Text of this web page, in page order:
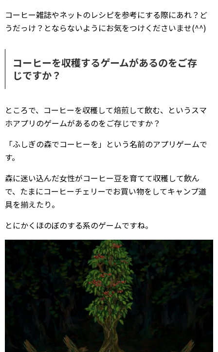
コーヒー雑誌やネットのレシピを参考にする際にあれ？ど
うだっけ？とならないようにお気をつけくださいませ(^^)
コーヒーを収穫するゲームがあるのをご存
じですか？
ところで、コーヒーを収穫して焙煎して飲む、というスマ
ホアプリのゲームがあるのをご存じですか？
「ふしぎの森でコーヒーを」という名前のアプリゲームで
す。
森に迷い込んだ女性がコーヒー豆を育てて収穫して飲ん
で、たまにコーヒーチェリーでお買い物をしてキャンプ道
具を揃えたり。
とにかくほのぼのする系のゲームですね。